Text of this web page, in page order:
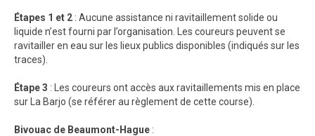
Étapes 1 et 2 : Aucune assistance ni ravitaillement solide ou
liquide n’est fourni par l’organisation. Les coureurs peuvent se
ravitailler en eau sur les lieux publics disponibles (indiqués sur les
traces).
Étape 3 : Les coureurs ont accès aux ravitaillements mis en place
sur La Barjo (se référer au règlement de cette course).
Bivouac de Beaumont-Hague :